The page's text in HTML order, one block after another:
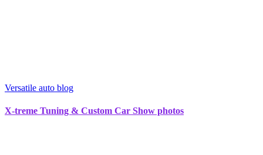
Versatile auto blog
X-treme Tuning & Custom Car Show photos